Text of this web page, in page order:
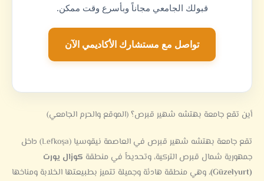
قبولك الجامعي مجاناً وبأسرع وقت ممكن.
تواصل مع مستشارك الأكاديمي الآن
أين تقع جامعة بهتشه شهير قبرص؟ (الموقع والحرم الجامعي)
تقع جامعة بهتشه شهير قبرص في العاصمة نيقوسيا (Lefkoşa) داخل
جمهورية شمال قبرص التركية، وتحديداً في منطقة كوزال يورت
(Güzelyurt)
، وهي منطقة هادئة وجميلة تتميز بطبيعتها الخلابة ومناخها